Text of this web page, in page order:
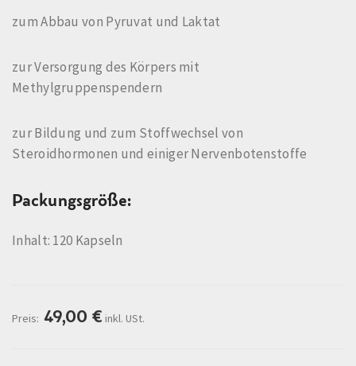
zum Abbau von Pyruvat und Laktat
zur Versorgung des Körpers mit
Methylgruppenspendern
zur Bildung und zum Stoffwechsel von
Steroidhormonen und einiger Nervenbotenstoffe
Packungsgröße:
Inhalt: 120 Kapseln
Preis: 49,00 € inkl. USt.